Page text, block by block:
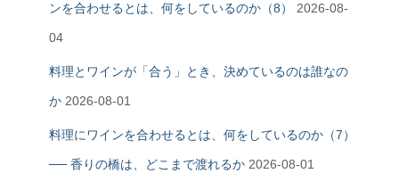
ンを合わせるとは、何をしているのか（8） 2026-08-
04
料理とワインが「合う」とき、決めているのは誰なの
か 2026-08-01
料理にワインを合わせるとは、何をしているのか（7）
── 香りの橋は、どこまで渡れるか 2026-08-01